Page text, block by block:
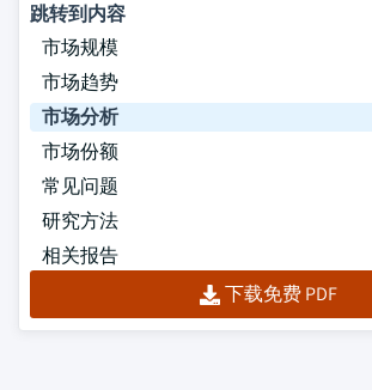
跳转到内容
市场规模
市场趋势
市场分析
市场份额
常见问题
研究方法
相关报告
下载免费 PDF